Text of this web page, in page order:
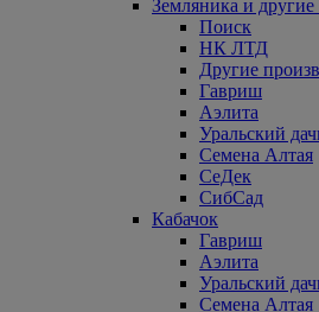
Земляника и другие
Поиск
НК ЛТД
Другие
Гавриш
Аэлита
Уральский
Семена Алтая
СеДек
СибСад
Кабачок
Гавриш
Аэлита
Уральский
Семена Алтая